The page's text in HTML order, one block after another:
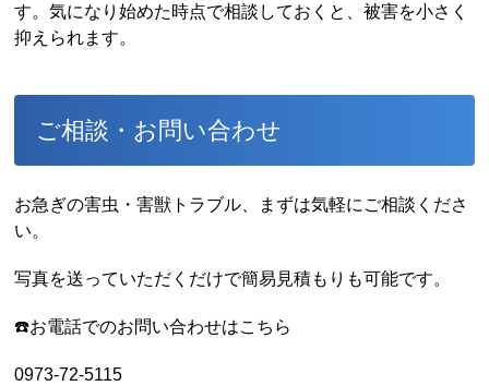
す。気になり始めた時点で相談しておくと、被害を小さく
抑えられます。
ご相談・お問い合わせ
お急ぎの害虫・害獣トラブル、まずは気軽にご相談くださ
い。
写真を送っていただくだけで簡易見積もりも可能です。
☎️お電話でのお問い合わせはこちら
0973-72-5115